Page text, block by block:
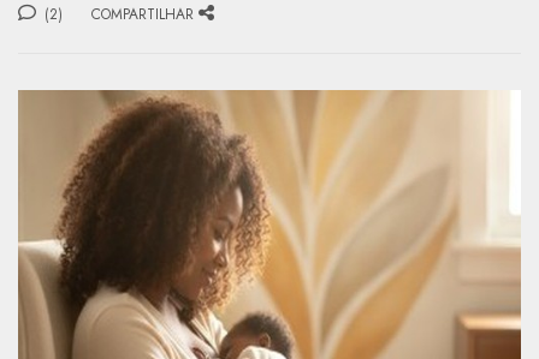
(2) COMPARTILHAR